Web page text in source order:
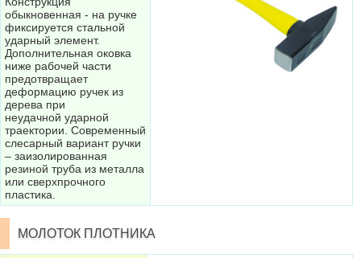
обыкновенная - на ручке
фиксируется стальной
ударный элемент.
Дополнительная оковка
ниже рабочей части
предотвращает
деформацию ручек из
дерева при
неудачной ударной
траектории. Современный
слесарный вариант ручки
– заизолированная
резиной труба из металла
или сверхпрочного
пластика.
МОЛОТОК ПЛОТНИКА